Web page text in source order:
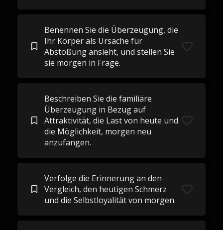
Benennen Sie die Überzeugung, die
Ihr Körper als Ursache für
Abstoßung ansieht, und stellen Sie
sie morgen in Frage.
Beschreiben Sie die familiäre
Überzeugung in Bezug auf
Attraktivität, die Last von heute und
die Möglichkeit, morgen neu
anzufangen.
Verfolge die Erinnerung an den
Vergleich, den heutigen Schmerz
und die Selbstloyalität von morgen.